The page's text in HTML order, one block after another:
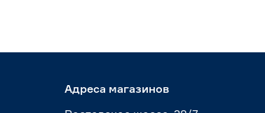
Адреса магазинов